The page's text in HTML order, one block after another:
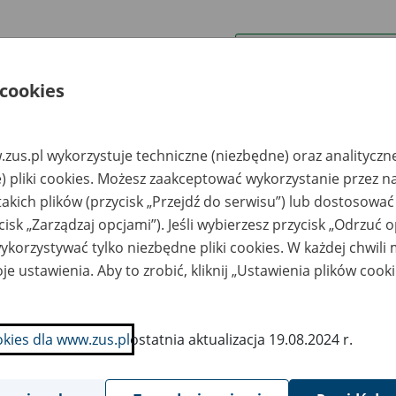
uwagi można przesyłać poprzez
Ukryj wszystkie pozycje bazy
pracy
Miejsce
przechowywania
dokumentów
Nr zespołu akt w
archiwum
państwowym
Daty
w upadłości
ul.
5, 43-603
Archiwizacji i
Inicjatyw
Gospodarczych Sp. z
wykorzystuje techniczne (niezbędne) oraz
pliki cookies. Możesz zaakceptować wykorzystanie przez
plików (przycisk „Przejdź do serwisu”) lub
„Zarządzaj opcjami”). Jeśli wybierzesz przycisk „Odrzuć
tylko niezbędne pliki cookies. W każdej chwili
ustawienia. Aby to zrobić, kliknij „Ustawienia plików
dla www.zus.plostatnia aktualizacja 19.08.2024 r.